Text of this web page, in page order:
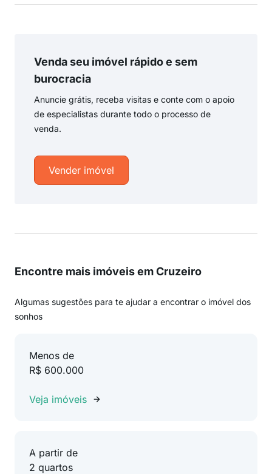
Venda seu imóvel rápido e sem
burocracia
Anuncie grátis, receba visitas e conte com o apoio
de especialistas durante todo o processo de
venda.
Vender imóvel
Encontre mais imóveis em Cruzeiro
Algumas sugestões para te ajudar a encontrar o imóvel dos
sonhos
Menos de
R$ 600.000
Veja imóveis
A partir de
2 quartos